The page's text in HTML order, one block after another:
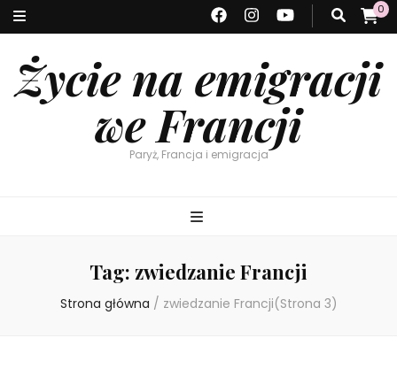
0
Życie na emigracji
we Francji
Paryż, Francja i emigracja
Tag: zwiedzanie Francji
Strona główna / zwiedzanie Francji(Strona 3)